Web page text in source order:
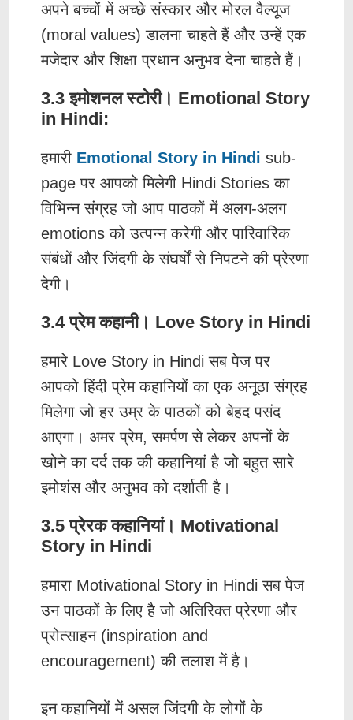
अपने बच्चों में अच्छे संस्कार और मोरल वैल्यूज
(moral values) डालना चाहते हैं और उन्हें एक
मजेदार और शिक्षा प्रधान अनुभव देना चाहते हैं।
3.3 इमोशनल स्टोरी। Emotional Story
in Hindi:
हमारी Emotional Story in Hindi sub-
page पर आपको मिलेगी Hindi Stories का
विभिन्न संग्रह जो आप पाठकों में अलग-अलग
emotions को उत्पन्न करेगी और पारिवारिक
संबंधों और जिंदगी के संघर्षों से निपटने की प्रेरणा
देगी।
3.4 प्रेम कहानी। Love Story in Hindi
हमारे Love Story in Hindi सब पेज पर
आपको हिंदी प्रेम कहानियों का एक अनूठा संग्रह
मिलेगा जो हर उम्र के पाठकों को बेहद पसंद
आएगा। अमर प्रेम, समर्पण से लेकर अपनों के
खोने का दर्द तक की कहानियां है जो बहुत सारे
इमोशंस और अनुभव को दर्शाती है।
3.5 प्रेरक कहानियां। Motivational
Story in Hindi
हमारा Motivational Story in Hindi सब पेज
उन पाठकों के लिए है जो अतिरिक्त प्रेरणा और
प्रोत्साहन (inspiration and
encouragement) की तलाश में है।
इन कहानियों में असल जिंदगी के लोगों के